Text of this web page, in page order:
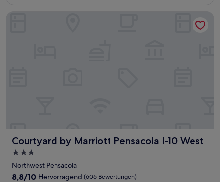
Courtyard by Marriott Pensacola I-10 West
Courtyard by Marriott Pensacola I-10 West
3.0-
Sterne-
Unterkunft
Northwest Pensacola
8.8
8,8/10 Hervorragend (606 Bewertungen)